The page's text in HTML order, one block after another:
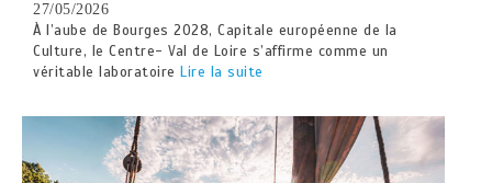
27/05/2026
À l’aube de Bourges 2028, Capitale européenne de la
Culture, le Centre- Val de Loire s’affirme comme un
véritable laboratoire Lire la suite